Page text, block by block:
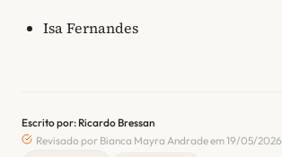
Isa Fernandes
Escrito por: Ricardo Bressan
Revisado por Bianca Mayra Andrade em 19/05/2026